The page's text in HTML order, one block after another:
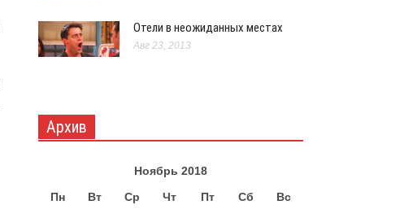
Отели в неожиданных местах
Авг 23, 2013
Архив
Ноябрь 2018
Пн
Вт Ср Чт Пт Сб Вс